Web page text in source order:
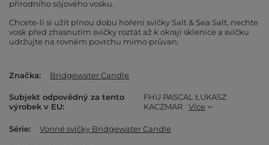
přírodního sójového vosku.
Chcete-li si užít plnou dobu hoření svíčky Salt & Sea Salt, nechte
vosk před zhasnutím svíčky roztát až k okraji sklenice a svíčku
udržujte na rovném povrchu mimo průvan.
Značka Bridgewater Candle
Subjekt odpovědný za tento
výrobek v EU
FHU PASCAL ŁUKASZ
KACZMAR
Více
Série Vonné svíčky Bridgewater Candle